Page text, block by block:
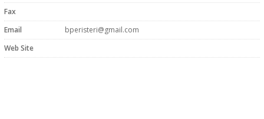
Fax
Email
bperisteri@gmail.com
Web Site